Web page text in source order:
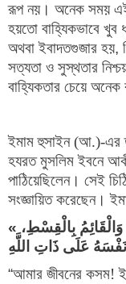
রূপ নয়। অনেক সময় এই
হয়তো বাহ্যিকভাবে খুব
অথবা ইবাদতগুজার হয়,
সত্যতা ও সুস্থতার
বাহ্যিকতার চেয়ে
ইমাম হুসাইন (আ.)-এর
হযরত মুসলিম ইবনে
পাঠিয়েছিলেন। সেই
সংজ্ঞায়িত করেছেন।
« فَلَعَمْرِی مَا الإِمَامُ إِلَّا الْعَامِلُ بِالْکِتَابِ، وَالْقَائِمُ بِالْقِسْطِ،
عَلَى ذَاتِ اللَّهِ
“আমার জীবনের কসম!